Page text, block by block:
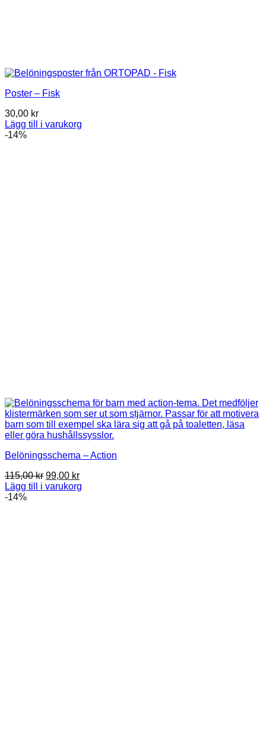
Poster – Fisk
30,00 kr
Lägg till i varukorg
-14%
Belöningsschema – Action
115,00kr Det
ursprungliga
99,00 krDet
nuvarande
Lägg till i varukorg
-14%